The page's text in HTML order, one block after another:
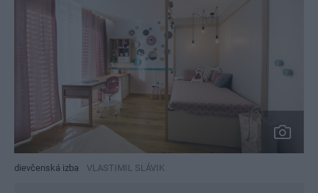
dievčenská izba VLASTIMIL SLÁVIK